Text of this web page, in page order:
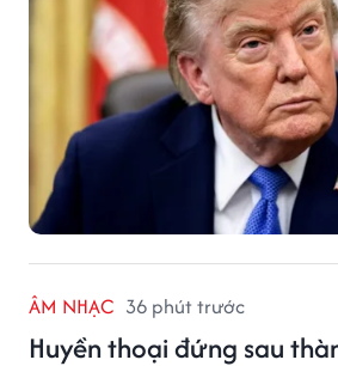
ÂM NHẠC 36 phút trước
Huyền thoại đứng sau